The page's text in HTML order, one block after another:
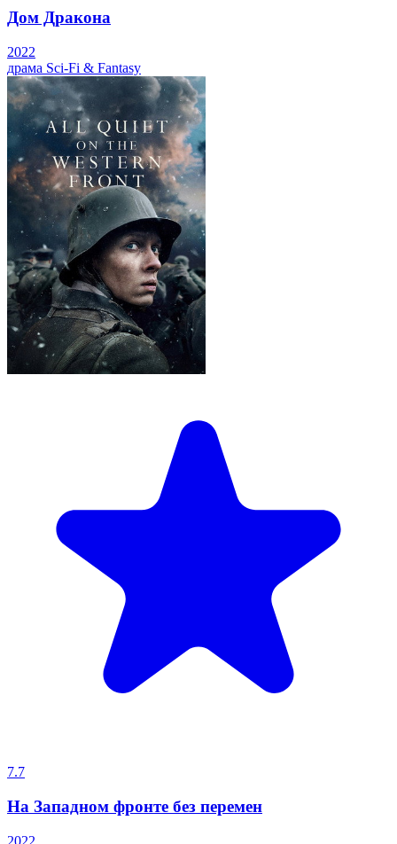
Дом Дракона
2022
драма Sci-Fi & Fantasy
7.7
На Западном фронте без перемен
2022